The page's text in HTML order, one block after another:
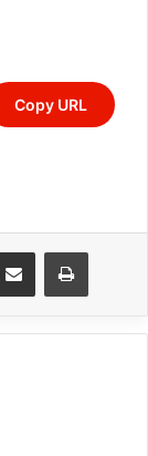
Copy URL